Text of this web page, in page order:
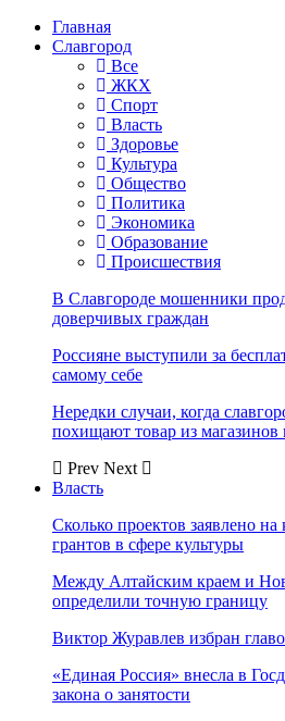
Главная
Славгород
Все
ЖКХ
Спорт
Власть
Здоровье
Культура
Общество
Политика
Экономика
Образование
Происшествия
В Славгороде мошенники
доверчивых граждан
Россияне выступили за
самому себе
Нередки случаи, когда
похищают товар из
Prev Next
Власть
Сколько проектов заявлено
грантов в сфере культуры
Между Алтайским краем и
определили точную границу
Виктор Журавлев избран
«Единая Россия» внесла в
закона о занятости